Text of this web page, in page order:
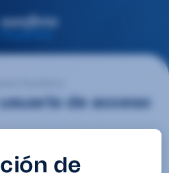
usuario de acceso